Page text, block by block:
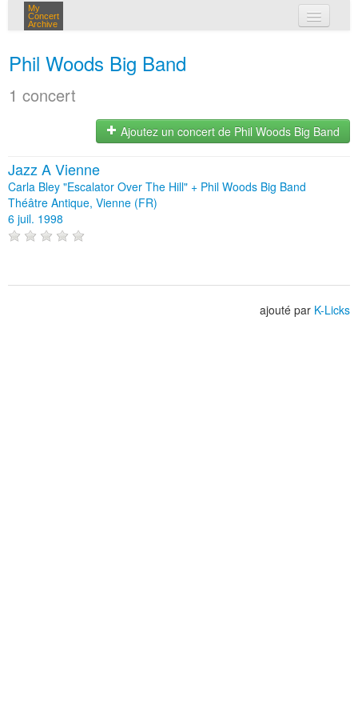
My
Concert
Archive
Phil Woods Big Band
1 concert
Ajoutez un concert de Phil Woods Big Band
Jazz A Vienne
Carla Bley "Escalator Over The Hill" + Phil Woods Big Band
Théâtre Antique, Vienne (FR)
6 juil. 1998
ajouté par K-Licks